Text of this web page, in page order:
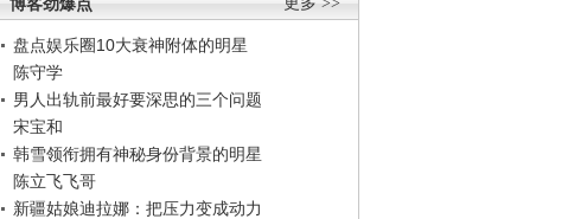
盘点娱乐圈10大衰神附体的明星
陈守学
男人出轨前最好要深思的三个问题
宋宝和
韩雪领衔拥有神秘身份背景的明星
陈立飞飞哥
新疆姑娘迪拉娜：把压力变成动力